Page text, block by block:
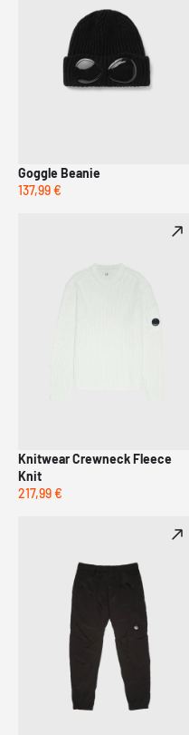
Goggle Beanie
137,99 €
Knitwear Crewneck Fleece
Knit
217,99 €